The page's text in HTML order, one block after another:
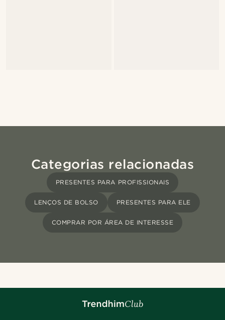
Categorias relacionadas
PRESENTES PARA PROFISSIONAIS
LENÇOS DE BOLSO PRESENTES PARA ELE
COMPRAR POR ÁREA DE INTERESSE